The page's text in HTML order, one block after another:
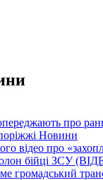
про
Новини
відео про
бійці ЗСУ
громадський